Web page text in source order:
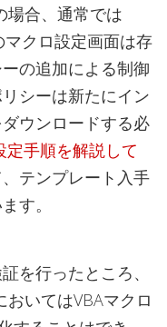
場合、通常では
クロ設定画面は存
の追加による制御
シーは新たにイン
ウンロードする必
手順を解説して
テンプレート入手
す。
を行ったところ、
いてはVBAマクロ